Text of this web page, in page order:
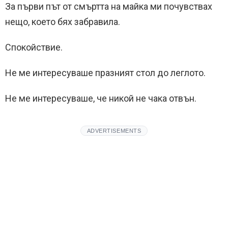
За първи път от смъртта на майка ми почувствах
нещо, което бях забравила.
Спокойствие.
Не ме интересуваше празният стол до леглото.
Не ме интересуваше, че никой не чака отвън.
ADVERTISEMENTS